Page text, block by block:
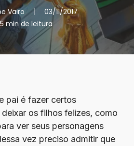
Vairo
03/11/2017
5 min de leitura
pai é fazer certos
os filhos felizes, como
ver seus personagens
vez preciso admitir que